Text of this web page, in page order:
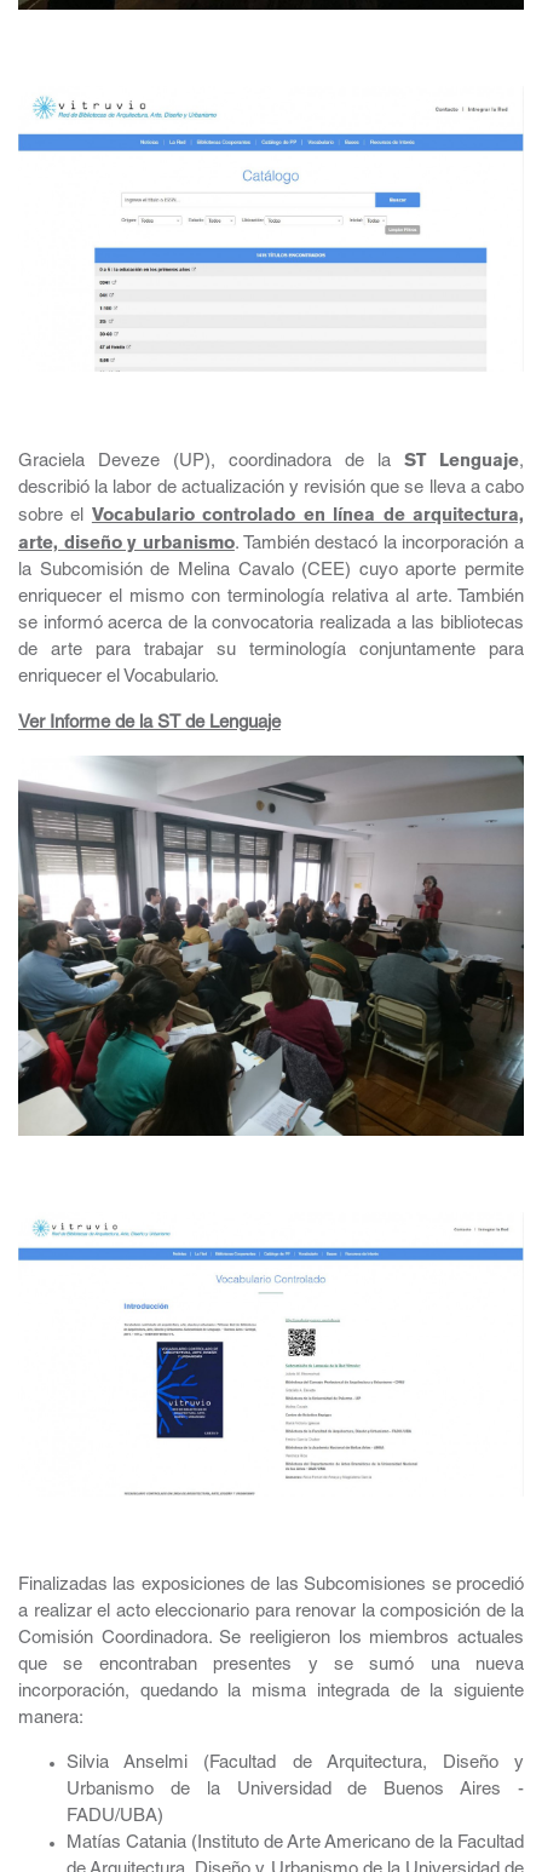
Graciela Deveze (UP), coordinadora de la ST Lenguaje,
describió la labor de actualización y revisión que se lleva a cabo
sobre el Vocabulario controlado en línea de arquitectura,
arte, diseño y urbanismo. También destacó la incorporación a
la Subcomisión de Melina Cavalo (CEE) cuyo aporte permite
enriquecer el mismo con terminología relativa al arte. También
se informó acerca de la convocatoria realizada a las bibliotecas
de arte para trabajar su terminología conjuntamente para
enriquecer el Vocabulario.
Ver Informe de la ST de Lenguaje
Finalizadas las exposiciones de las Subcomisiones se procedió
a realizar el acto eleccionario para renovar la composición de la
Comisión Coordinadora. Se reeligieron los miembros actuales
que se encontraban presentes y se sumó una nueva
incorporación, quedando la misma integrada de la siguiente
manera:
Silvia Anselmi (Facultad de Arquitectura, Diseño y
Urbanismo de la Universidad de Buenos Aires -
FADU/UBA)
Matías Catania (Instituto de Arte Americano de la Facultad